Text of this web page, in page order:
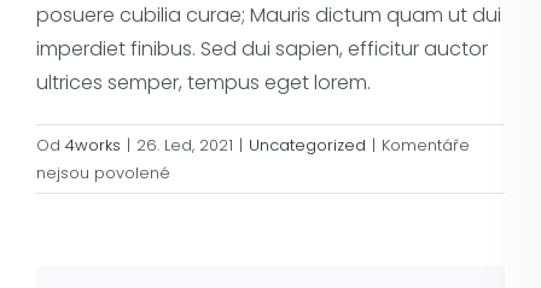
posuere cubilia curae; Mauris dictum quam ut dui
imperdiet finibus. Sed dui sapien, efficitur auctor
ultrices semper, tempus eget lorem.
Od 4works | 26. Led, 2021 | Uncategorized | Komentáře
nejsou povolené
textu